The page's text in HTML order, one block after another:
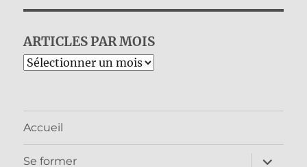
ARTICLES PAR MOIS
Archives
Accueil
Se former
ouvrir